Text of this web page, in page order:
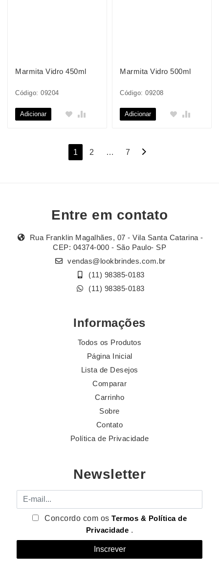
Marmita Vidro 450ml
Código: 09204
Adicionar
Marmita Vidro 500ml
Código: 09208
Adicionar
Navegação
1 2 … 7
Entre em contato
Rua Franklin Magalhães, 07 - Vila Santa Catarina -
CEP: 04374-000 - São Paulo- SP
vendas@lookbrindes.com.br
(11) 98385-0183
(11) 98385-0183
Informações
Todos os Produtos
Página Inicial
Lista de Desejos
Comparar
Carrinho
Sobre
Contato
Política de Privacidade
Newsletter
E-mail
Concordo com osTermos & Política de
Privacidade .